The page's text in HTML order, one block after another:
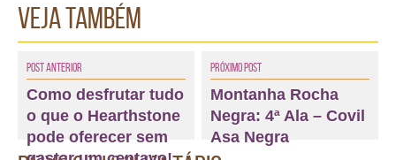
Veja também
Post Anterior
Como desfrutar tudo
o que o Hearthstone
pode oferecer sem
Próximo Post
Montanha Rocha
Negra: 4ª Ala – Covil
Asa Negra